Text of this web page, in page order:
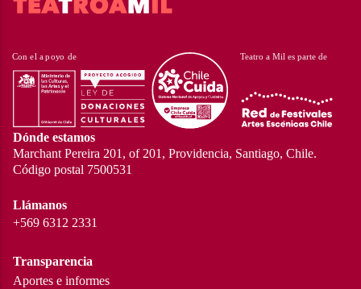
Dónde estamos
Marchant Pereira 201, of 201, Providencia, Santiago, Chile.
Código postal 7500531
Llámanos
+569 6312 2331
Transparencia
Aportes e informes